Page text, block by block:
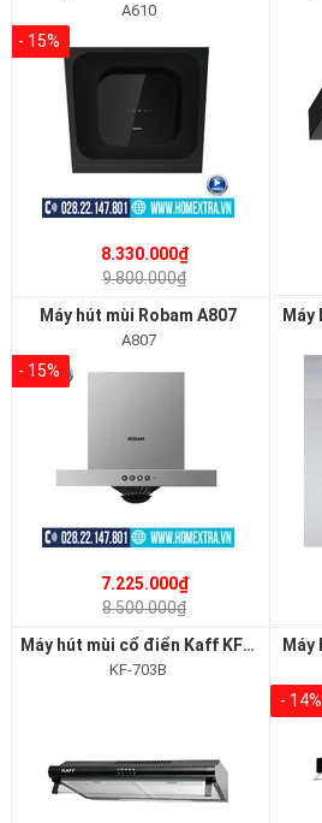
A610
- 15%
8.330.000₫
9.800.000₫
Máy hút mùi Robam A807
A807
- 15%
7.225.000₫
8.500.000₫
Máy hút mùi cổ điển Kaff KF-703B
KF-703B
- 14%